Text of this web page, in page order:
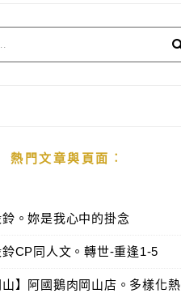
熱門文章與頁面︰
。妳是我心中的掛念
CP同人文。轉世-重逢1-5
山】阿國鵝肉岡山店。多樣化熱